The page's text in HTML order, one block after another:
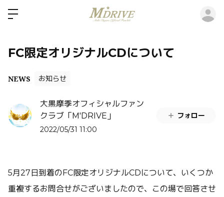
FC限定オリジナルCDについて
NEWS お知らせ
大黒摩季オフィシャルファン
クラブ「M'DRIVE」
2022/05/31 11:00
フォロー
5月27日到着のFC限定オリジナルCDについて、いくつか
重複するお問合せがございましたので、この場で回答させ